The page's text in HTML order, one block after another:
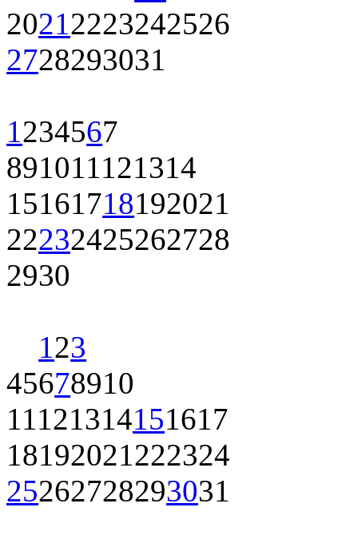
20212223242526
2728293031
1234567
891011121314
15161718192021
22232425262728
2930
123
45678910
11121314151617
18192021222324
25262728293031